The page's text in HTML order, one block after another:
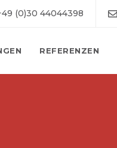
(0)30 44044398
REFERENZEN